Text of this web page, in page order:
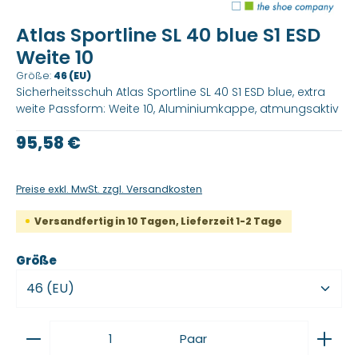
Atlas Sportline SL 40 blue S1 ESD
Weite 10
Größe: 46 (EU)
Sicherheitsschuh Atlas Sportline SL 40 S1 ESD blue, extra
weite Passform: Weite 10, Aluminiumkappe, atmungsaktiv
Regulärer Preis:
95,58 €
Preise exkl. MwSt. zzgl. Versandkosten
Versandfertig in 10 Tagen, Lieferzeit 1-2 Tage
Größeauswählen
Produkt Anzahl: Gib den gewünschten Wert
Paar